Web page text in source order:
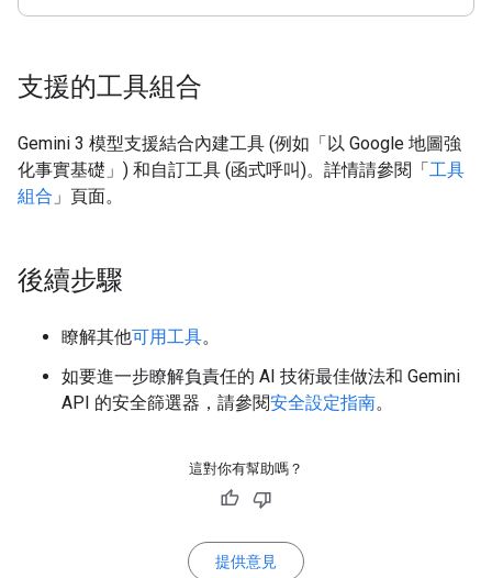
支援的工具組合
Gemini 3 模型支援結合內建工具 (例如「以 Google 地圖強
化事實基礎」) 和自訂工具 (函式呼叫)。詳情請參閱「工具
組合 」頁面。
後續步驟
瞭解其他可用工具。
如要進一步瞭解負責任的 AI 技術最佳做法和 Gemini
API 的安全篩選器，請參閱安全設定指南。
這對你有幫助嗎？
提供意見